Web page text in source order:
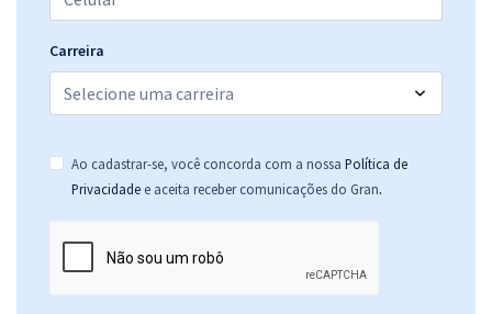
Carreira
Ao cadastrar-se, você concorda com a nossa Política de
Privacidade e aceita receber comunicações do Gran.